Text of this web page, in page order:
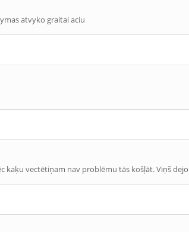
atvyko graitai aciu
kaķu vectētiņam nav problēmu tās košļāt. Viņš